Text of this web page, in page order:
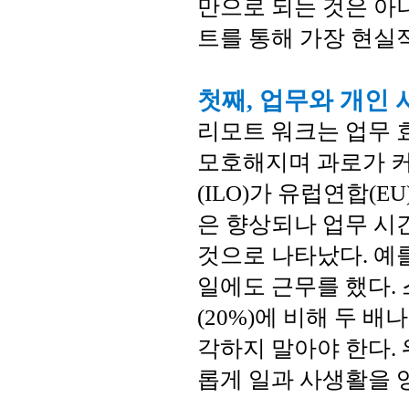
만으로 되는 것은 아
트를 통해 가장 현실
첫째, 업무와 개인
리모트 워크는 업무
모호해지며 과로가
(ILO)가 유럽연합
은 향상되나 업무 시
것으로 나타났다. 예
일에도 근무를 했다.
(20%)에 비해 두 배
각하지 말아야 한다.
롭게 일과 사생활을